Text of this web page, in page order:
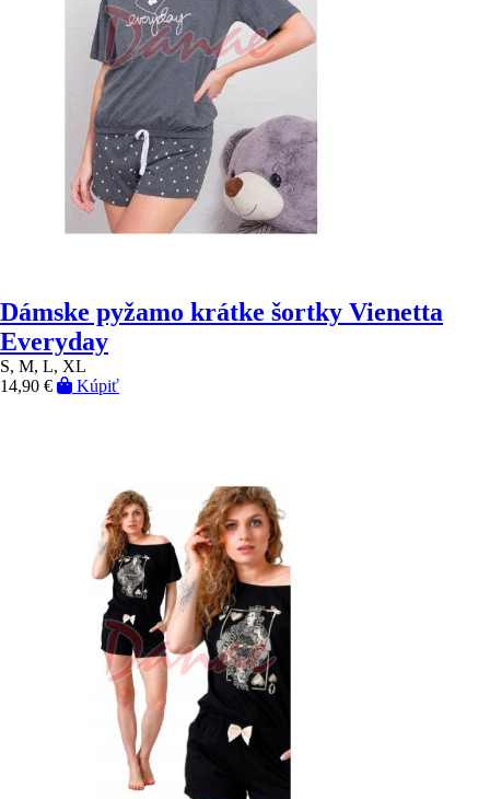
Dámske pyžamo krátke šortky Vienetta
Everyday
S, M, L, XL
14,90 €
Kúpiť